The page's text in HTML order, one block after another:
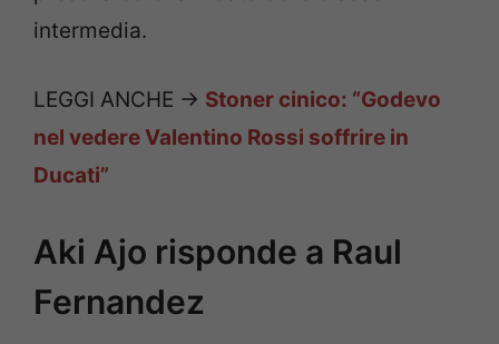
intermedia.
LEGGI ANCHE -> Stoner cinico: “Godevo
nel vedere Valentino Rossi soffrire in
Ducati”
Aki Ajo risponde a Raul
Fernandez